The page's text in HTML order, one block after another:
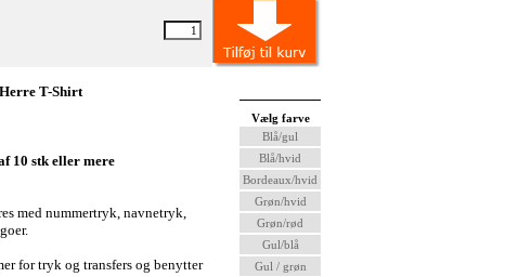
T-Shirt
10 stk eller mere
med nummertryk, navnetryk,
for tryk og transfers og benytter
Vælg farve
Blå/gul
Blå/hvid
Bordeaux/hvid
Grøn/hvid
Grøn/rød
Gul/blå
Gul / grøn